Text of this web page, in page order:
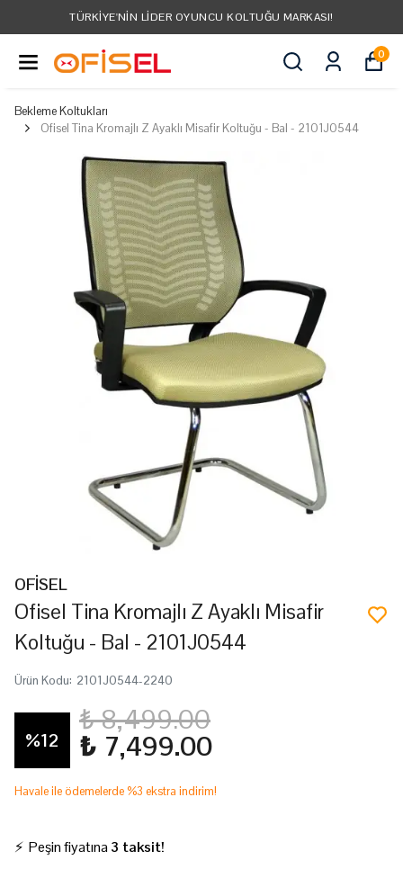
TÜRKIYE'NIN LIDER OYUNCU KOLTUĞU MARKASI!
0
Bekleme Koltukları
Ofisel Tina Kromajlı Z Ayaklı Misafir Koltuğu - Bal - 2101J0544
OFİSEL
Ofisel Tina Kromajlı Z Ayaklı Misafir
Koltuğu - Bal - 2101J0544
Ürün Kodu: 2101J0544-2240
%12
₺ 8,499.00
₺ 7,499.00
Havale ile ödemelerde %3 ekstra indirim!
⚡ Peşin fiyatına 3 taksit!